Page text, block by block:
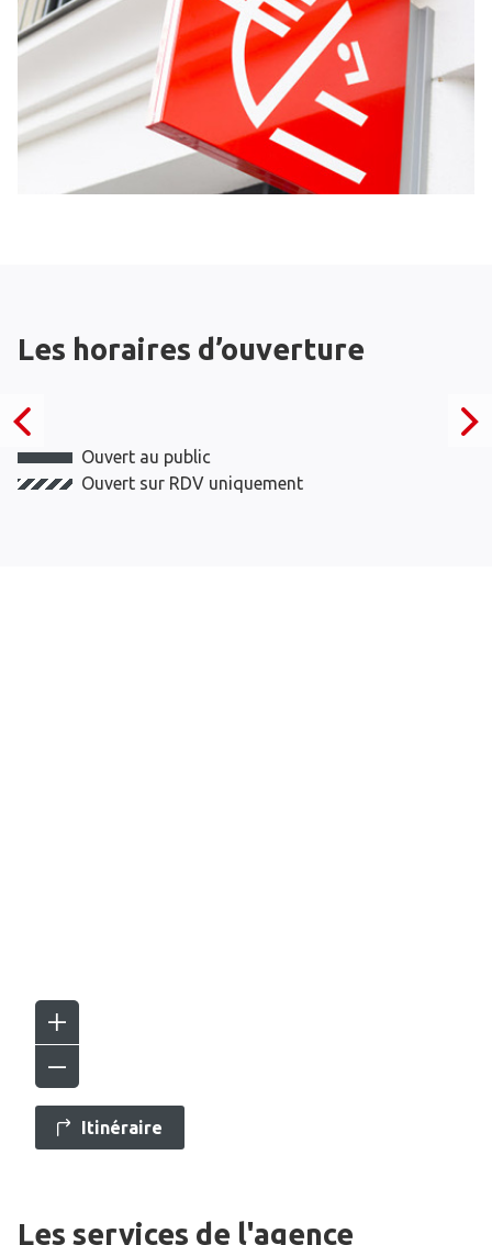
Les horaires d’ouverture
Ouvert au public
Ouvert sur RDV uniquement
Itinéraire
Les services de l'agence